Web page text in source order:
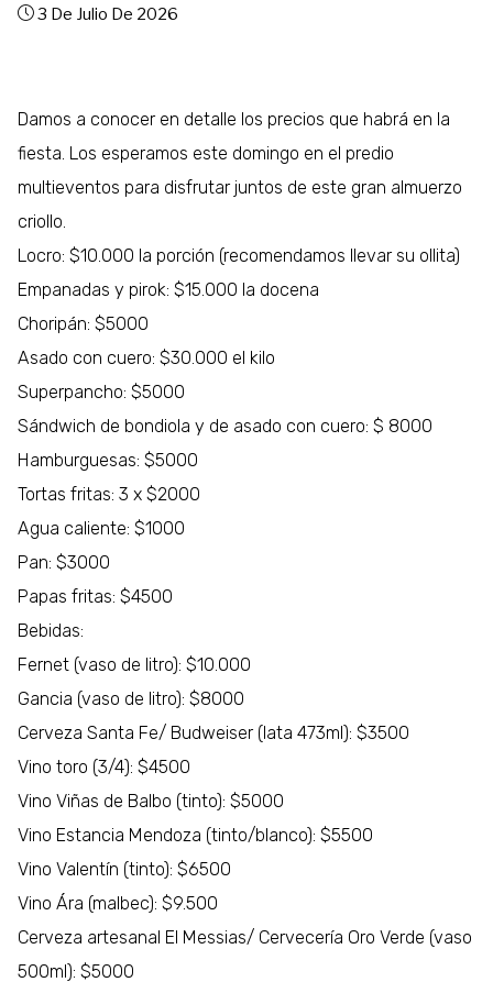
3 De Julio De 2026
Damos a conocer en detalle los precios que habrá en la
fiesta. Los esperamos este domingo en el predio
multieventos para disfrutar juntos de este gran almuerzo
criollo.
Locro: $10.000 la porción (recomendamos llevar su ollita)
Empanadas y pirok: $15.000 la docena
Choripán: $5000
Asado con cuero: $30.000 el kilo
Superpancho: $5000
Sándwich de bondiola y de asado con cuero: $ 8000
Hamburguesas: $5000
Tortas fritas: 3 x $2000
Agua caliente: $1000
Pan: $3000
Papas fritas: $4500
Bebidas:
Fernet (vaso de litro): $10.000
Gancia (vaso de litro): $8000
Cerveza Santa Fe/ Budweiser (lata 473ml): $3500
Vino toro (3/4): $4500
Vino Viñas de Balbo (tinto): $5000
Vino Estancia Mendoza (tinto/blanco): $5500
Vino Valentín (tinto): $6500
Vino Ára (malbec): $9.500
Cerveza artesanal El Messias/ Cervecería Oro Verde (vaso
500ml): $5000